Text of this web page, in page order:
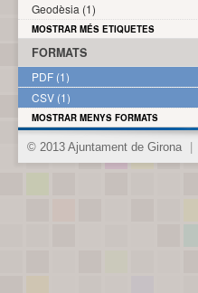
Geodèsia (1)
MOSTRAR MÉS ETIQUETES
FORMATS
PDF (1)
CSV (1)
MOSTRAR MENYS FORMATS
© 2013 Ajuntament de Girona